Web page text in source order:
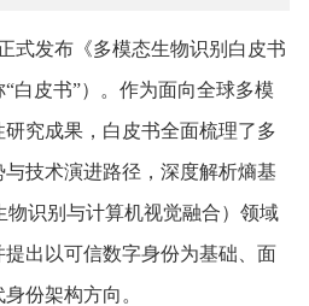
发布《多模态生物识别白皮书
“白皮书”）。作为面向全球多模
究成果，白皮书全面梳理了多
技术演进路径，深度解析熵基
物识别与计算机视觉融合）领域
出以可信数字身份为基础、面
份架构方向。